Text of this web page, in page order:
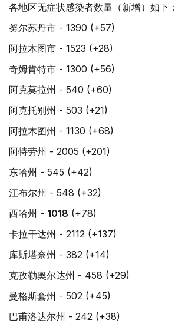
各地区无症状感染者数量（新增）如下：
努尔苏丹市 - 1390 (+57)
阿拉木图市 - 1523 (+28)
奇姆肯特市 - 1300 (+56)
阿克莫拉州 - 540 (+60)
阿克托别州 - 503 (+21)
阿拉木图州 - 1130 (+68)
阿特劳州 - 2005 (+201)
东哈州 - 545 (+42)
江布尔州 - 548 (+32)
西哈州 - 1018 (+78)
卡拉干达州 - 2112 (+137)
库斯塔奈州 - 382 (+14)
克孜勒奥尔达州 - 458 (+29)
曼格斯套州 - 502 (+45)
巴甫洛达尔州 - 242 (+38)